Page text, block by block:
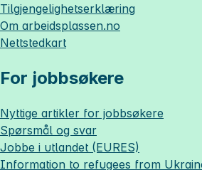
Tilgjengelighetserklæring
Om arbeidsplassen.no
Nettstedkart
For jobbsøkere
Nyttige artikler for jobbsøkere
Spørsmål og svar
Jobbe i utlandet (EURES)
Information to refugees from